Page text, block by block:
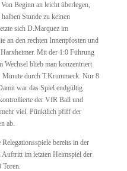
Beginn an leicht überlegen,
Stunde zu keinen
sich D.Marquez im
an den rechten Innenpfosten und
Mit der 1:0 Führung
Wechsel blieb man konzentriert
Minute durch T.Krummeck. Nur 8
war das Spiel endgültig
der VfR Ball und
viel. Pünktlich pfiff der
ab.
bereits in der
Auftritt im letzten Heimspiel der
Toren.